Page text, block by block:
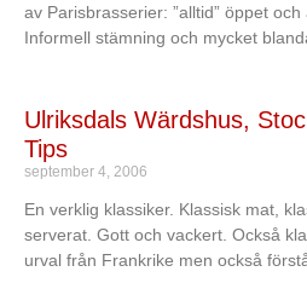
av Parisbrasserier: ”alltid” öppet och
Informell stämning och mycket
Ulriksdals Wärdshus,
Tips
september 4, 2006
En verklig klassiker. Klassisk mat,
serverat. Gott och vackert. Också
urval från Frankrike men också